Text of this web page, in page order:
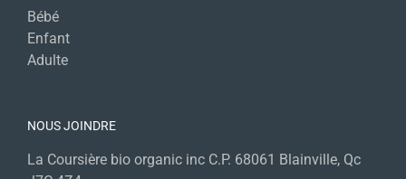
Bébé
Enfant
Adulte
NOUS JOINDRE
La Coursière bio organic inc C.P. 68061 Blainville, Qc